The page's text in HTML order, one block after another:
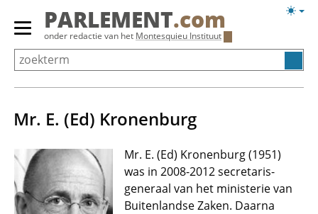
Overslaan
Primair
menu
tonen/verbergen
PARLEMENT.com
onder redactie van het Montesquieu Instituut
Mr. E. (Ed) Kronenburg
Mr. E. (Ed) Kronenburg (1951)
was in 2008-2012 secretaris-
generaal van het ministerie van
Buitenlandse Zaken. Daarna